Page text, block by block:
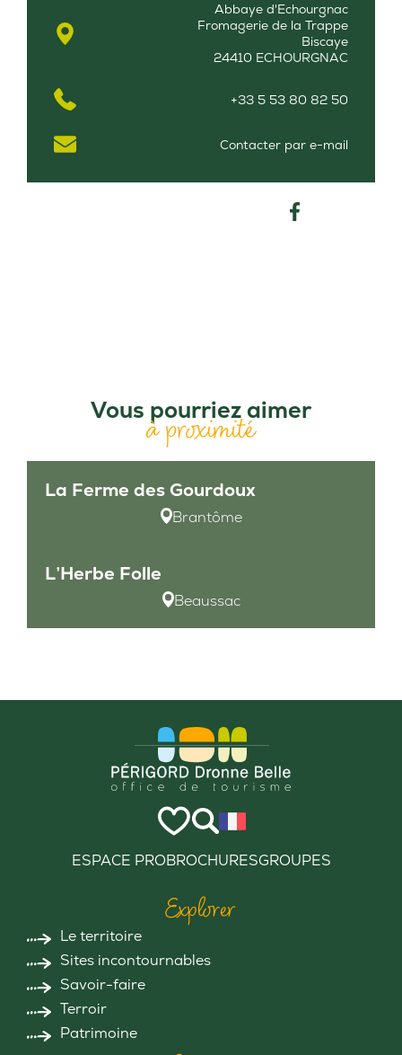
Abbaye d'Echourgnac
Fromagerie de la Trappe
Biscaye
24410 ECHOURGNAC
+33 5 53 80 82 50
Contacter par e-mail
Vous pourriez aimer
à proximité
La Ferme des Gourdoux
Brantôme
L’Herbe Folle
Beaussac
ESPACE PROBROCHURESGROUPES
Explorer
Le territoire
Sites incontournables
Savoir-faire
Terroir
Patrimoine